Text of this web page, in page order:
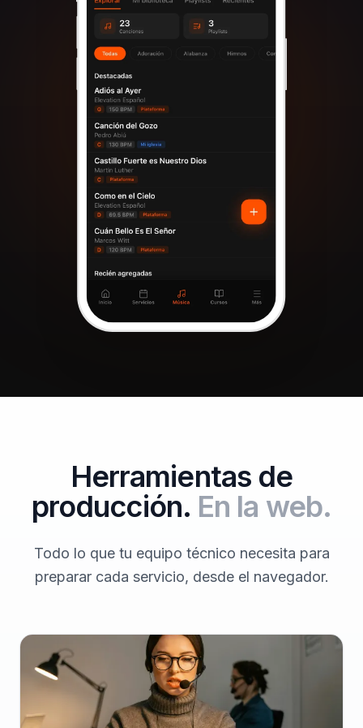
Herramientas de
producción. En la web.
Todo lo que tu equipo técnico necesita para
preparar cada servicio, desde el navegador.